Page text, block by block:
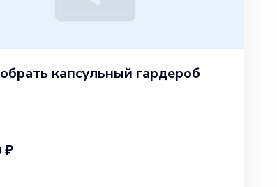
капсульный гардероб
₽